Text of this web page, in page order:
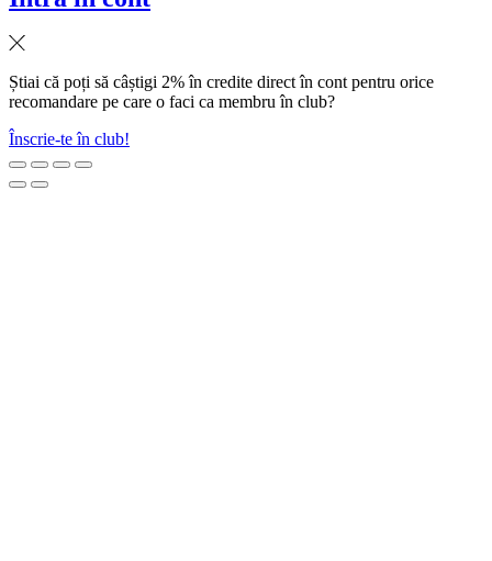
Știai că poți să câștigi 2% în credite direct în cont pentru orice
recomandare pe care o faci ca membru în club?
Înscrie-te în club!